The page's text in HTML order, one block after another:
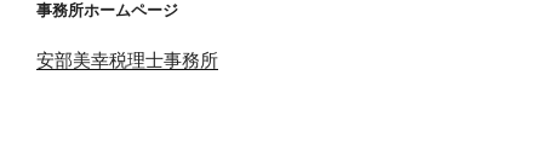
事務所ホームページ
安部美幸税理士事務所